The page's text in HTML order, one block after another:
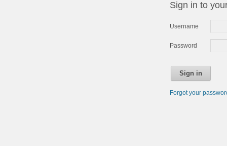
Sign in to
Username
Password
Sign in
Forgot your